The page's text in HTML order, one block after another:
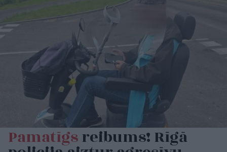
Pamatīgsreibums! Rīgā